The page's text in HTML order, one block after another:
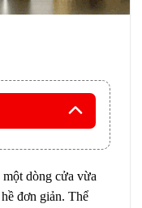
một dòng cửa vừa
đơn giản. Thể